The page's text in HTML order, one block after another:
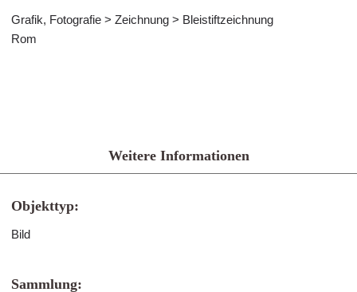
Grafik, Fotografie > Zeichnung > Bleistiftzeichnung
Rom
Weitere Informationen
Objekttyp:
Bild
Sammlung: